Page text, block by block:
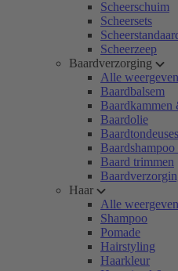
Scheerschuim
Scheersets
Scheerzeep
Baardverzorging
Alle weergeven
Baardbalsem
Baardkammen
Baardolie
Baard trimmen
Haar
Alle weergeven
Shampoo
Pomade
Hairstyling
Haarkleur